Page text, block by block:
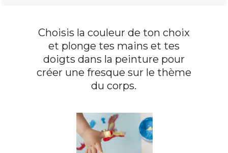
Choisis la couleur de ton choix
et plonge tes mains et tes
doigts dans la peinture pour
créer une fresque sur le thème
du corps.